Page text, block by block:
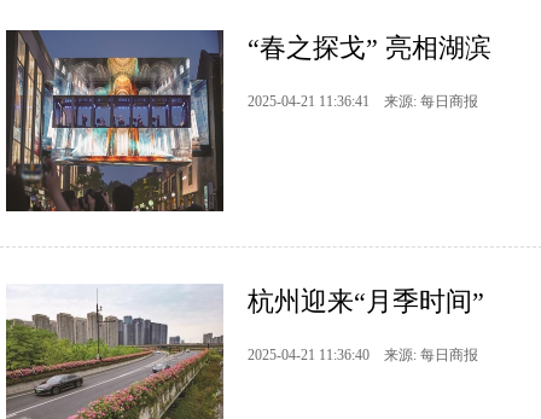
“春之探戈” 亮相湖滨
2025-04-21 11:36:41 来源: 每日商报
杭州迎来“月季时间”
2025-04-21 11:36:40 来源: 每日商报